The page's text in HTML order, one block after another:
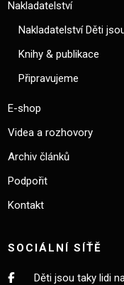
Nakladatelství
Nakladatelství Děti
Knihy & publikace
Připravujeme
E-shop
Videa a rozhovory
Archiv článků
Podpořit
Kontakt
SOCIÁLNÍ SÍŤĚ
Děti jsou taky lidi